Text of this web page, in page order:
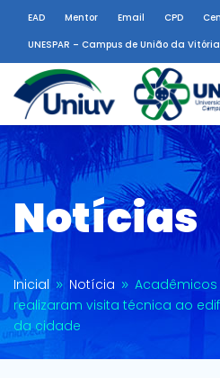
EAD Mentor Email CPD
UNESPAR – Campus de União da Vitória
Notícias
Inicial 9 Notícia 9 Acadêmicos
realizaram visita técnica ao
da cidade